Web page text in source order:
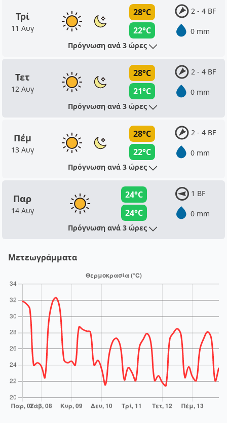
Τρί
11 Αυγ
28°C
22°C
2 - 4 BF
0 mm
Πρόγνωση ανά 3 ώρες
Τετ
12 Αυγ
28°C
21°C
2 - 4 BF
0 mm
Πρόγνωση ανά 3 ώρες
Πέμ
13 Αυγ
28°C
22°C
2 - 4 BF
0 mm
Πρόγνωση ανά 3 ώρες
Παρ
14 Αυγ
24°C
24°C
1 BF
0 mm
Πρόγνωση ανά 3 ώρες
Μετεωγράμματα